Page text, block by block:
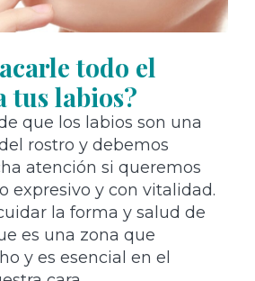
todo el
tus labios?
que los labios son una
rostro y debemos
atención si queremos
expresivo y con vitalidad.
la forma y salud de
es una zona que
y es esencial en el